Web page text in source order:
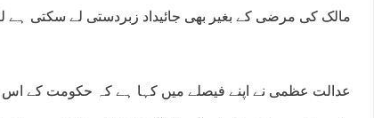
مالک کی مرضی کے بغیر بھی جائیداد زبردستی لے سکتی ہے
عدالت عظمی نے اپنے فیصلے میں کہا ہے کہ حکومت کے اس